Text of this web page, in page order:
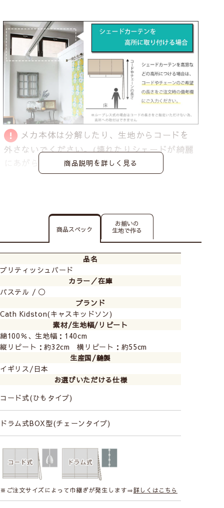
メカ本体は分解したり、生地からコードを
外さないでください。(壊れたりシェードが綺麗
にあがらなくなる恐れがあります)
商品説明を詳しく見る
商品スペック
お揃いの
生地で作る
品名
ブリティッシュバード
カラー／在庫
パステル / ◯
ブランド
Cath Kidston(キャスキッドソン)
素材/生地幅/リピート
綿100％、生地幅：140cm
縦リピート：約32cm 横リピート：約55cm
生産国/縫製
イギリス/日本
お選びいただける仕様
コード式(ひもタイプ)
ドラム式BOX型(チェーンタイプ)
※ご注文サイズによって巾継ぎが発生します⇒詳しくはこちら